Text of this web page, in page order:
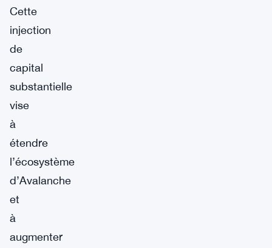
Cette
injection
de
capital
substantielle
vise
à
étendre
l’écosystème
d’Avalanche
et
à
augmenter